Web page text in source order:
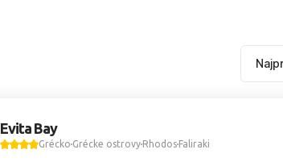
Evita Bay
GréckoGrécke ostrovyRhodosFaliraki